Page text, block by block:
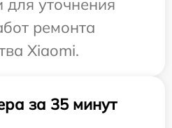
для уточнения
ремонта
Xiaomi.
за 35 минут